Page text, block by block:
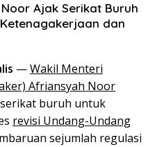
Ajak Serikat Buruh
dan
—Wakil Menteri
Afriansyah Noor
buruh untuk
revisi Undang-Undang
sejumlah regulasi